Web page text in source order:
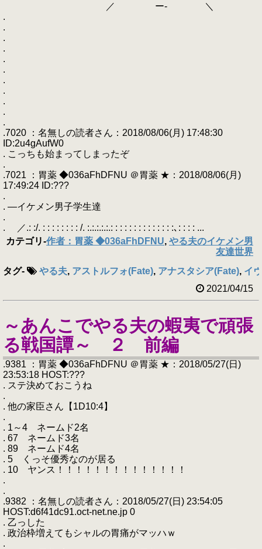
／ ー‐ ＼
.
.
.
.
.
.
.
.
.
.
.
.7020 ：名無しの読者さん：2018/08/06(月) 17:48:30
ID:2u4gAufW0
. こっちも始まってしまったぞ
.
.7021 ：胃薬 ◆036aFhDFNU ＠胃薬 ★：2018/08/06(月)
17:49:24 ID:???
.
. ―イケメン男子学生達
.
. ／.: :/. : : : : : : : : /. :.:.:.:.:.: : : : : : : : : : : : : :､: : : : ...
カテゴリ-作者：胃薬 ◆036aFhDFNU, やる夫のイケメン男
友達世界
タグ- やる夫, アストルフォ(Fate), アナスタシア(Fate), イ
2021/04/15
～あんこでやる夫の蝦夷で頑張
る戦国譚～ ２ 前編
.9381 ：胃薬 ◆036aFhDFNU ＠胃薬 ★：2018/05/27(日)
23:53:18 HOST:???
. ステ決めておこうね
.
. 他の家臣さん【1D10:4】
.
. 1～4 ネームド2名
. 67 ネームド3名
. 89 ネームド4名
. 5 くっそ優秀なのが居る
. 10 ヤンス！！！！！！！！！！！！！！
.
.
.9382 ：名無しの読者さん：2018/05/27(日) 23:54:05
HOST:d6f41dc91.oct-net.ne.jp 0
. 乙っした
. 政治枠増えてもシャルの胃痛がマッハｗ
.